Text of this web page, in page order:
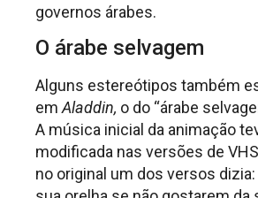
governos árabes.
O árabe selvagem
Alguns estereótipos também
em Aladdin, o do “árabe
A música inicial da animação
modificada nas versões de VHS
no original um dos versos dizia: